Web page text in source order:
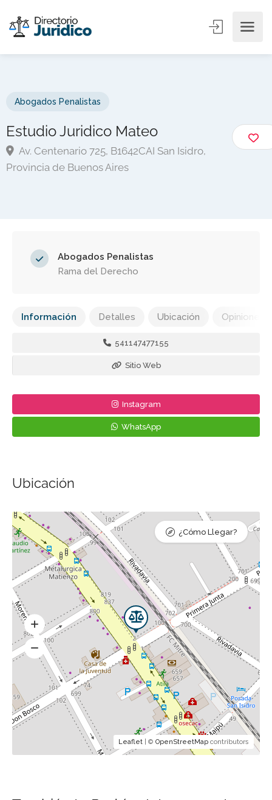
Abogados Penalistas
Estudio Juridico Mateo
Av. Centenario 725, B1642CAI San Isidro,
Provincia de Buenos Aires
Abogados Penalistas
Rama del Derecho
Información Detalles Ubicación Opiniones
541147477155
Sitio Web
Instagram
WhatsApp
Ubicación
Leaflet | © OpenStreetMap contributors
¿Cómo Llegar?